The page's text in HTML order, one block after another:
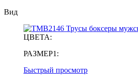
Вид
ЦВЕТА:
РАЗМЕР1:
Быстрый просмотр